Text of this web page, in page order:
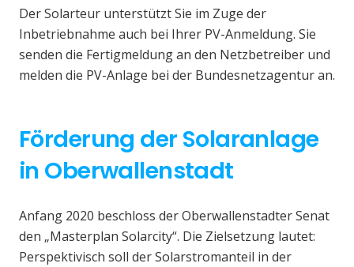
Der Solarteur unterstützt Sie im Zuge der
Inbetriebnahme auch bei Ihrer PV-Anmeldung. Sie
senden die Fertigmeldung an den Netzbetreiber und
melden die PV-Anlage bei der Bundesnetzagentur an.
Förderung der Solaranlage
in Oberwallenstadt
Anfang 2020 beschloss der Oberwallenstadter Senat
den „Masterplan Solarcity“. Die Zielsetzung lautet:
Perspektivisch soll der Solarstromanteil in der